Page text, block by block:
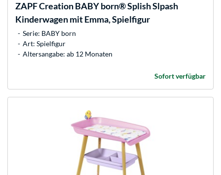
ZAPF CreationBABY born® Splish Slpash
Kinderwagen mit Emma, Spielfigur
Serie: BABY born
Art: Spielfigur
Altersangabe: ab 12 Monaten
Sofort verfügbar